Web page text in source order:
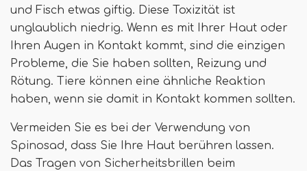
und Fisch etwas giftig. Diese Toxizität ist
unglaublich niedrig. Wenn es mit Ihrer Haut oder
Ihren Augen in Kontakt kommt, sind die einzigen
Probleme, die Sie haben sollten, Reizung und
Rötung. Tiere können eine ähnliche Reaktion
haben, wenn sie damit in Kontakt kommen sollten.
Vermeiden Sie es bei der Verwendung von
Spinosad, dass Sie Ihre Haut berühren lassen.
Das Tragen von Sicherheitsbrillen beim